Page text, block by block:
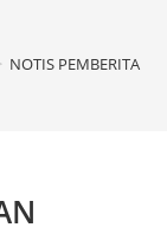
NOTIS